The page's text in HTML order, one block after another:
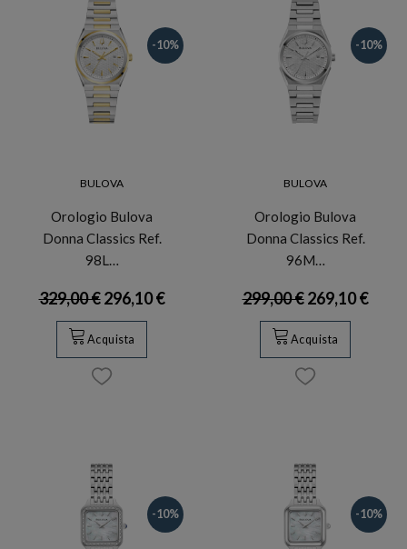
-10%
BULOVA
Orologio Bulova
Donna Classics Ref.
98L…
329,00 €296,10 €
Acquista
-10%
BULOVA
Orologio Bulova
Donna Classics Ref.
96M…
299,00 €269,10 €
Acquista
-10% -10%